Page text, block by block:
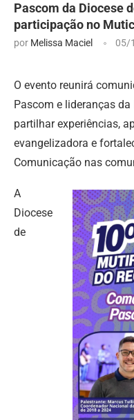
Pascom da Diocese
participação no
por Melissa Maciel 05/
O evento reunirá
Pascom e lideranças
partilhar experiências,
evangelizadora e
Comunicação nas
A
Diocese
de